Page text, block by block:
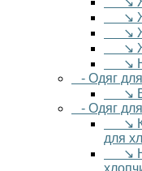
↘
↘
↘
↘
- Одяг
↘
- Одяг для
↘
для
↘